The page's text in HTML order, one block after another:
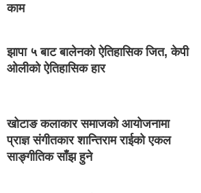
काम
झापा ५ बाट बालेनको ऐतिहासिक जित, केपी
ओलीको ऐतिहासिक हार
खोटाङ कलाकार समाजको आयोजनामा
प्राज्ञ संगीतकार शान्तिराम राईको एकल
साङ्गीतिक साँझ हुने